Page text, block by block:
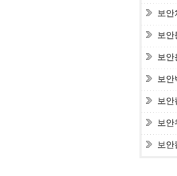
보안
보안
보안
보안
보안
보안
보안